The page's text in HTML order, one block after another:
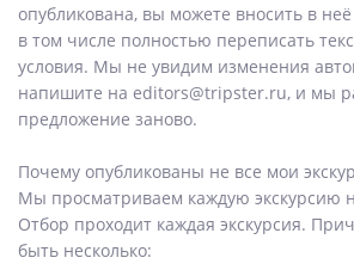
опубликована, вы можете вносить в
в том числе полностью переписать
условия. Мы не увидим изменения
напишите на editors@tripster.ru, и мы
предложение заново.
Почему опубликованы не все мои
Мы просматриваем каждую экскурсию
Отбор проходит каждая экскурсия.
быть несколько: